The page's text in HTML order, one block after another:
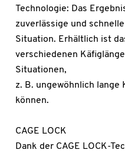
Technologie: Das
zuverlässige und
Situation. Erhältlich ist
verschiedenen
Situationen,
z. B. ungewöhnlich
können.
CAGE LOCK
Dank der CAGE LOCK-